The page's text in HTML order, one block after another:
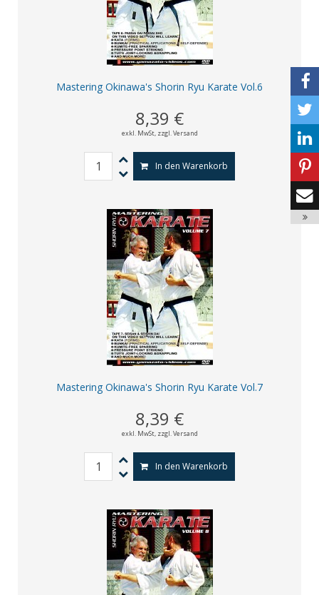
Mastering Okinawa's Shorin Ryu Karate Vol.6
8,39 €
exkl. MwSt, zzgl. Versand
In den Warenkorb
Mastering Okinawa's Shorin Ryu Karate Vol.7
8,39 €
exkl. MwSt, zzgl. Versand
In den Warenkorb